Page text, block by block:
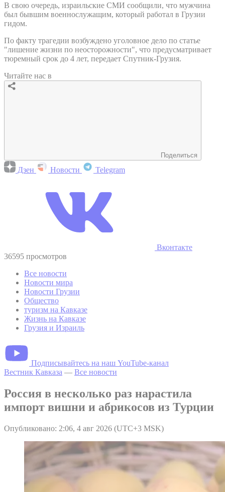
В свою очередь, израильские СМИ сообщили, что мужчина
был бывшим военнослужащим, который работал в Грузии
гидом.
По факту трагедии возбуждено уголовное дело по статье
"лишение жизни по неосторожности", что предусматривает
тюремный срок до 4 лет, передает Спутник-Грузия.
Читайте нас в
Поделиться
Дзен Новости Telegram
Вконтакте
36595 просмотров
Все новости
Новости мира
Новости Грузии
Общество
туризм на Кавказе
Жизнь на Кавказе
Грузия и Израиль
Подписывайтесь на наш YouTube-канал
Вестник Кавказа — Все новости
Россия в несколько раз нарастила
импорт вишни и абрикосов из Турции
Опубликовано: 2:06, 4 авг 2026 (UTC+3 MSK)